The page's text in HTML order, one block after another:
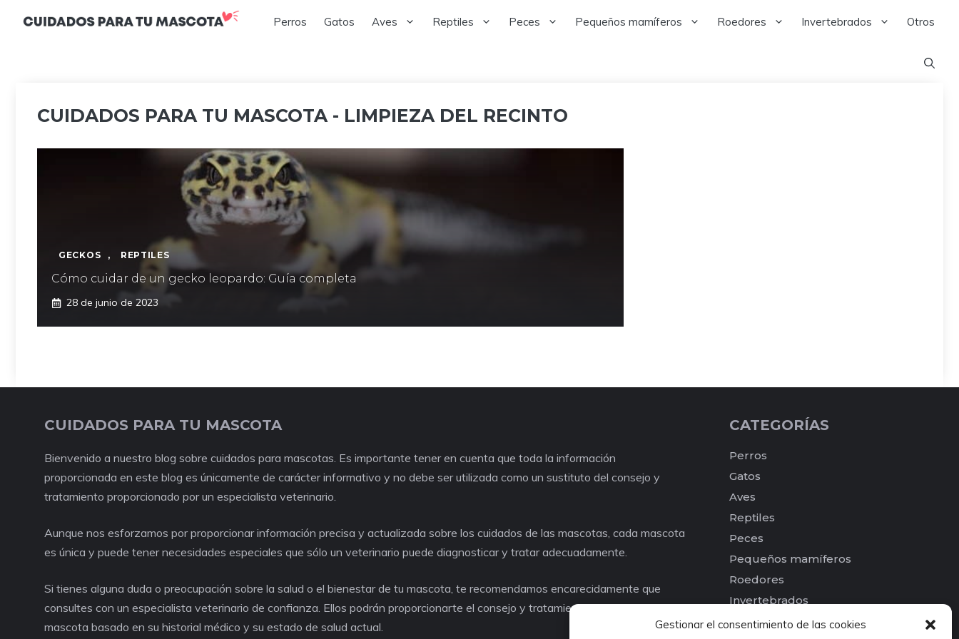
Gestionar el consentimiento de las cookies
Perros Gatos Aves Reptiles Peces Pequeños mamíferos Roedores Invertebrados Otros
CUIDADOS PARA TU MASCOTA - LIMPIEZA DEL RECINTO
GECKOS , REPTILES
Cómo cuidar de un gecko leopardo: Guía completa
28 de junio de 2023
CUIDADOS PARA TU MASCOTA
Bienvenido a nuestro blog sobre cuidados para mascotas. Es importante tener en cuenta que toda la información
proporcionada en este blog es únicamente de carácter informativo y no debe ser utilizada como un sustituto del consejo y
tratamiento proporcionado por un especialista veterinario.
Aunque nos esforzamos por proporcionar información precisa y actualizada sobre los cuidados de las mascotas, cada mascota
es única y puede tener necesidades especiales que sólo un veterinario puede diagnosticar y tratar adecuadamente.
Si tienes alguna duda o preocupación sobre la salud o el bienestar de tu mascota, te recomendamos encarecidamente que
consultes con un especialista veterinario de confianza. Ellos podrán proporcionarte el consejo y tratamiento adecuados para tu
mascota basado en su historial médico y su estado de salud actual.
CATEGORÍAS
Perros
Gatos
Aves
Reptiles
Peces
Pequeños mamíferos
Roedores
Invertebrados
Otros